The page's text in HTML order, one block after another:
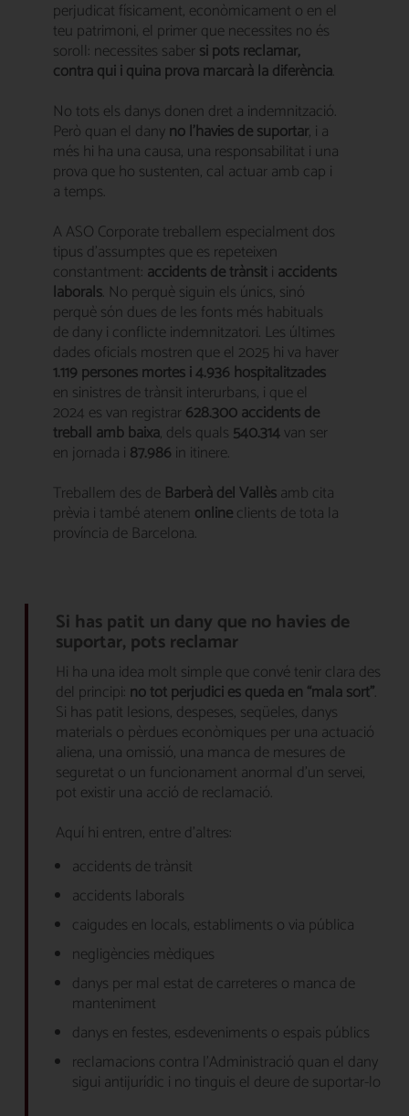
perjudicat físicament, econòmicament o en el
teu patrimoni, el primer que necessites no és
soroll: necessites sabersi pots reclamar,
contra qui i quina prova marcarà la diferència.
No tots els danys donen dret a indemnització.
Però quan el danyno l’havies de suportar, i a
més hi ha una causa, una responsabilitat i una
prova que ho sustenten, cal actuar amb cap i
a temps.
A ASO Corporate treballem especialment dos
tipus d’assumptes que es repeteixen
constantment: accidents de trànsiti accidents
laborals. No perquè siguin els únics, sinó
perquè són dues de les fonts més habituals
de dany i conflicte indemnitzatori. Les últimes
dades oficials mostren que el 2025 hi va haver
1.119 persones mortes i 4.936 hospitalitzades
en sinistres de trànsit interurbans, i que el
2024 es van registrar628.300 accidents de
treball amb baixa, dels quals 540.314van ser
en jornada i 87.986 in itinere.
Treballem des de Barberà del Vallèsamb cita
prèvia i també atenem onlineclients de tota la
província de Barcelona.
Si has patit un dany que no havies de
suportar, pots reclamar
Hi ha una idea molt simple que convé tenir clara des
del principi: no tot perjudici es queda en “mala sort”.
Si has patit lesions, despeses, seqüeles, danys
materials o pèrdues econòmiques per una actuació
aliena, una omissió, una manca de mesures de
seguretat o un funcionament anormal d’un servei,
pot existir una acció de reclamació.
Aquí hi entren, entre d’altres:
accidents de trànsit
accidents laborals
caigudes en locals, establiments o via pública
negligències mèdiques
danys per mal estat de carreteres o manca de
manteniment
danys en festes, esdeveniments o espais públics
reclamacions contra l’Administració quan el dany
sigui antijurídic i no tinguis el deure de suportar-lo